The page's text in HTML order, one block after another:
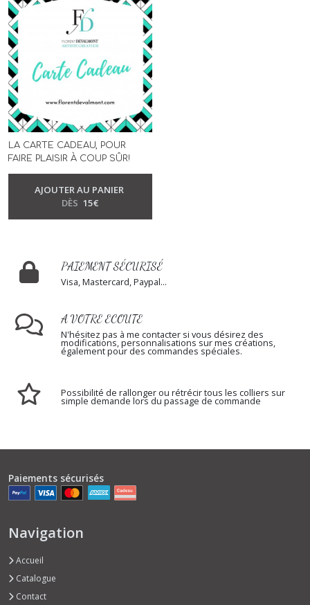
LA CARTE CADEAU, POUR
FAIRE PLAISIR À COUP SÛR!
-Cartes Cadeaux
AJOUTER AU PANIER
DÈS 15€
PAIEMENT SÉCURISÉ
Visa, Mastercard, Paypal...
A VOTRE ECOUTE
N'hésitez pas à me contacter si vous désirez des
modifications, personnalisations sur mes créations,
également pour des commandes spéciales.
Possibilité de rallonger ou rétrécir tous les colliers sur
simple demande lors du passage de commande
Paiements sécurisés
Navigation
Accueil
Catalogue
Contact